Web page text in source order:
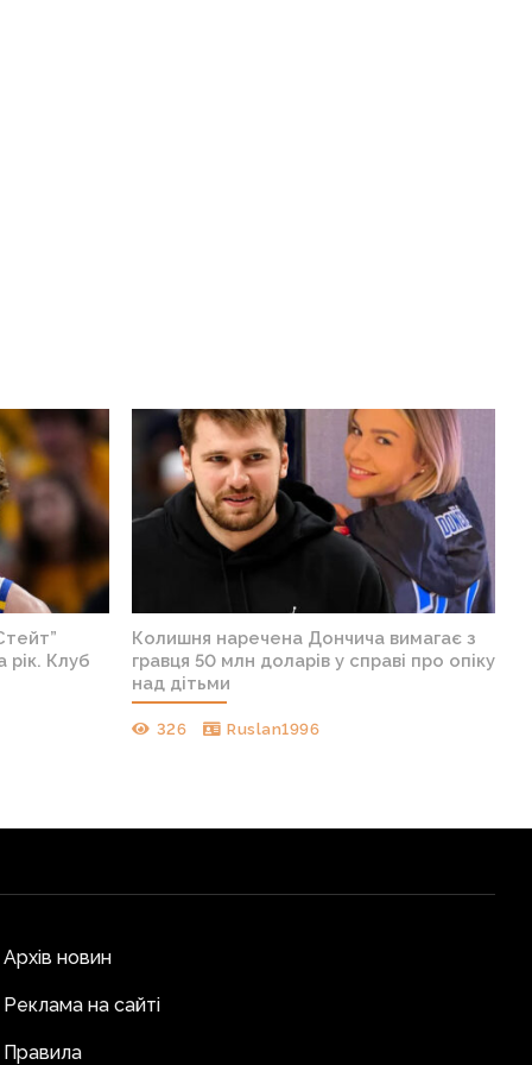
рік. Клуб
Колишня наречена Дончича вимагає з
гравця 50 млн доларів у справі про опіку
над дітьми
326 Ruslan1996
Архів новин
Реклама на сайті
Правила